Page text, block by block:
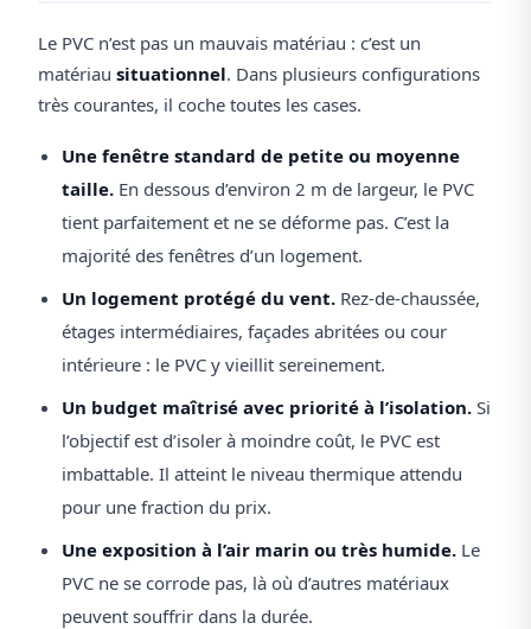
Le PVC n’est pas un mauvais matériau : c’est un
matériau situationnel. Dans plusieurs configurations
très courantes, il coche toutes les cases.
Une fenêtre standard de petite ou moyenne
taille. En dessous d’environ 2 m de largeur, le PVC
tient parfaitement et ne se déforme pas. C’est la
majorité des fenêtres d’un logement.
Un logement protégé du vent. Rez-de-chaussée,
étages intermédiaires, façades abritées ou cour
intérieure : le PVC y vieillit sereinement.
Un budget maîtrisé avec priorité à l’isolation. Si
l’objectif est d’isoler à moindre coût, le PVC est
imbattable. Il atteint le niveau thermique attendu
pour une fraction du prix.
Une exposition à l’air marin ou très humide. Le
PVC ne se corrode pas, là où d’autres matériaux
peuvent souffrir dans la durée.